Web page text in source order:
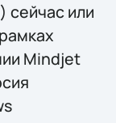
сейчас или
Mindjet